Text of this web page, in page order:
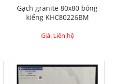
Gạch granite 80x80 bóng
kiếng KHC80226BM
Giá: Liên hệ